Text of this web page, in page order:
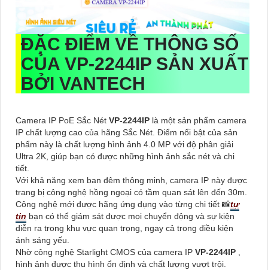
ĐẶC ĐIỂM VỀ THÔNG SỐ
CỦA VP-2244IP SẢN XUẤT
BỞI VANTECH
Camera IP PoE Sắc Nét VP-2244IP là một sản phẩm camera
IP chất lượng cao của hãng Sắc Nét. Điểm nổi bật của sản
phẩm này là chất lượng hình ảnh 4.0 MP với độ phân giải
Ultra 2K, giúp bạn có được những hình ảnh sắc nét và chi
tiết.
Với khả năng xem ban đêm thông minh, camera IP này được
trang bị công nghệ hồng ngoại có tầm quan sát lên đến 30m.
Công nghệ mới được hãng ứng dụng vào từng chi tiết 📸tự
tin bạn có thể giám sát được mọi chuyển động và sự kiện
diễn ra trong khu vực quan trọng, ngay cả trong điều kiện
ánh sáng yếu.
Nhờ công nghệ Starlight CMOS của camera IP VP-2244IP
hình ảnh được thu hình ổn định và chất lượng vượt trội.